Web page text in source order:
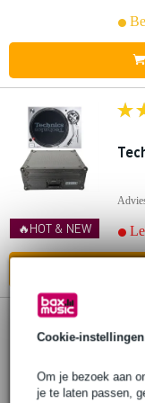
Cookie-
Om je bezoek aan
je te laten passen,
🔥HOT & NEW